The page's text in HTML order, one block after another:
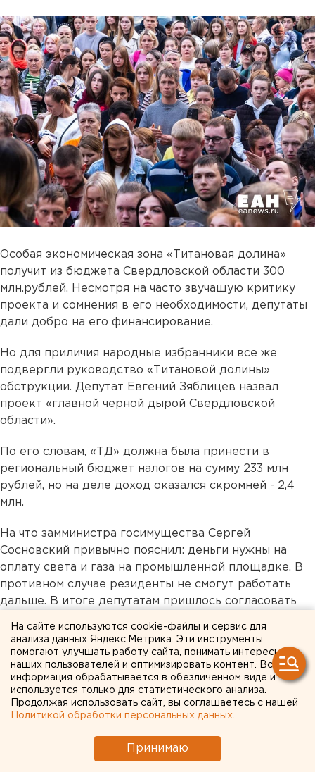
Особая экономическая зона «Титановая долина»
получит из бюджета Свердловской области 300
млн.рублей. Несмотря на часто звучащую критику
проекта и сомнения в его необходимости, депутаты
дали добро на его финансирование.
Но для приличия народные избранники все же
подвергли руководство «Титановой долины»
обструкции. Депутат Евгений Зяблицев назвал
проект «главной черной дырой Свердловской
области».
По его словам, «ТД» должна была принести в
региональный бюджет налогов на сумму 233 млн
рублей, но на деле доход оказался скромней - 2,4
млн.
На что замминистра госимущества Сергей
Сосновский привычно пояснил: деньги нужны на
оплату света и газа на промышленной площадке. В
противном случае резиденты не смогут работать
дальше. В итоге депутатам пришлось согласовать
Во время разговора с журналистами ЕАН и «АиФ»
Зяблицев заявил, что напишет депутатский запрос в
полицию по поводу нецелевого расходования
бюджетных средств. Он уверен, что следует
добиваться возбуждения уголовного дела.
«Для зоны изначально неверно выбрали
местоположение. Приезжали иностранцы,
На сайте используются cookie-файлы и сервис для
анализа данных Яндекс.Метрика. Эти инструменты
помогают улучшать работу сайта, понимать интересы
наших пользователей и оптимизировать контент. Вся
информация обрабатывается в обезличенном виде и
используется только для статистического анализа.
Продолжая использовать сайт, вы соглашаетесь с нашей
Политикой обработки персональных данных
Принимаю